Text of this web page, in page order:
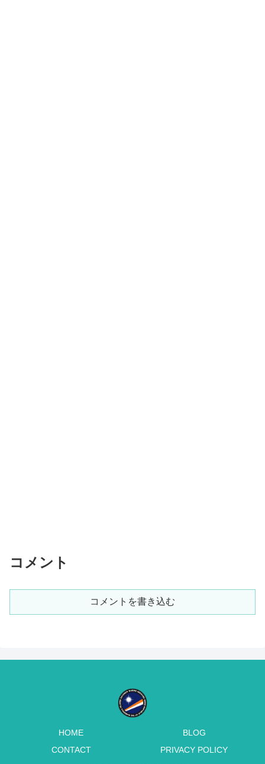
コメント
コメントを書き込む
HOME
BLOG
CONTACT
PRIVACY POLICY